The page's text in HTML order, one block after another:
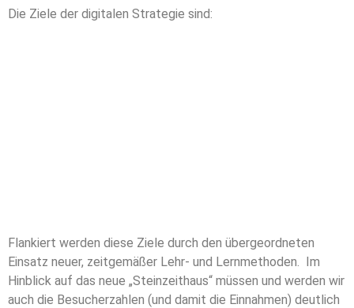
Die Ziele der digitalen Strategie sind:
Flankiert werden diese Ziele durch den übergeordneten
Einsatz neuer, zeitgemäßer Lehr- und Lernmethoden. Im
Hinblick auf das neue „Steinzeithaus“ müssen und werden wir
auch die Besucherzahlen (und damit die Einnahmen) deutlich